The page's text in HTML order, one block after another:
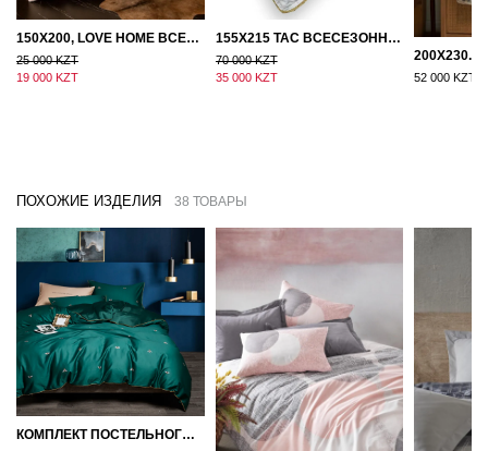
150Х200, LOVE HOME ВСЕСЕЗОННОЕ ОДЕЯЛО ИЗ ХЛОПКА С НАПОЛНИТЕЛЕМ МИКРОГЕЛЬ
25 000 KZT
19 000 KZT
155Х215 TAC ВСЕСЕЗОННОЕ ХЛОПКОВОЕ ОДЕЯЛО ИЗ БАМБУКОВОГО ВОЛОКНА
70 000 KZT
35 000 KZT
52 000 KZT
ПОХОЖИЕ ИЗДЕЛИЯ 38 ТОВАРЫ
КОМПЛЕКТ ПОСТЕЛЬНОГО БЕЛЬЯ СЕМЕЙНЫЙ (2 ПОДОДЕЯЛЬНИКА) ЕГИПЕДСКИЙ ХЛОПОК ПЧЕЛКИ